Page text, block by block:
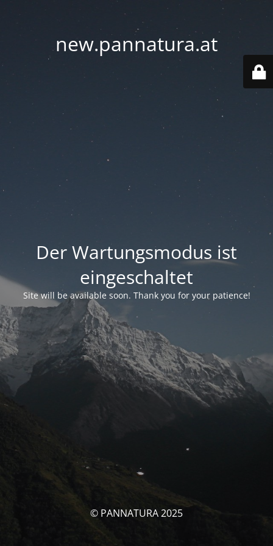
new.pannatura.at
Der Wartungsmodus ist
eingeschaltet
Site will be available soon. Thank you for your patience!
© PANNATURA 2025